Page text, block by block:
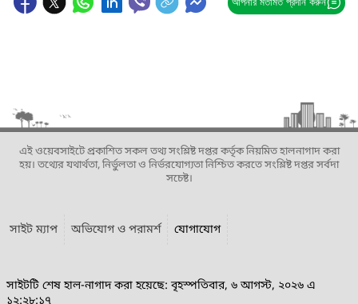
এই ওয়েবসাইটে প্রকাশিত সকল তথ্য সংশ্লিষ্ট দপ্তর কর্তৃক নিয়মিত হালনাগাদ করা
হয়। তথ্যের যথার্থতা, নির্ভুলতা ও নির্ভরযোগ্যতা নিশ্চিত করতে সংশ্লিষ্ট দপ্তর সর্বদা
সচেষ্ট।
সাইট ম্যাপ অভিযোগ ও পরামর্শ যোগাযোগ
সাইটটি শেষ হাল-নাগাদ করা হয়েছে: বৃহস্পতিবার, ৬ আগস্ট, ২০২৬ এ